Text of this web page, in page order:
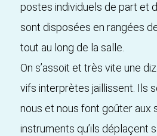
postes individuels de part et
sont disposées en rangées
tout au long de la salle.
On s’assoit et très vite une
vifs interprètes jaillissent. Ils
nous et nous font goûter aux
instruments qu’ils déplaçent